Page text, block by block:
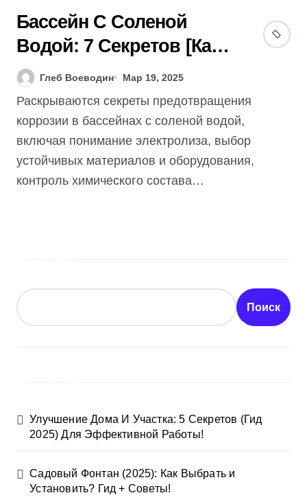
Бассейн С Соленой
Водой: 7 Секретов [Как
Избежать Коррозии] +
Гид 2025
Глеб Воеводин Мар 19, 2025
Раскрываются секреты предотвращения
коррозии в бассейнах с соленой водой,
включая понимание электролиза, выбор
устойчивых материалов и оборудования,
контроль химического состава…
Поиск
Улучшение Дома И Участка: 5 Секретов (Гид
2025) Для Эффективной Работы!
Садовый Фонтан (2025): Как Выбрать и
Установить? Гид + Советы!